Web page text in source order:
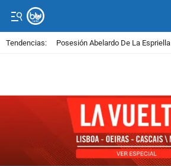
Tendencias: Posesión Abelardo De La Espriella